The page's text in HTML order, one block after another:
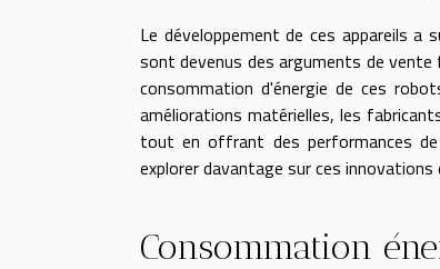
Le développement de ces appareils
sont devenus des arguments de
consommation d'énergie de ces
améliorations matérielles, les
tout en offrant des performances
explorer davantage sur ces
Consommation